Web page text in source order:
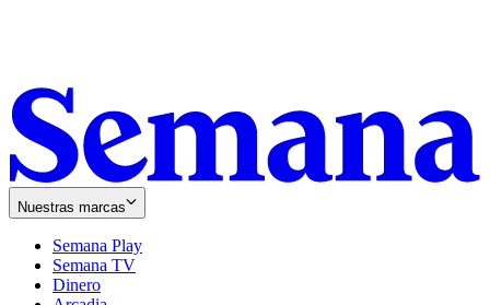
Nuestras marcas
Semana Play
Semana TV
Dinero